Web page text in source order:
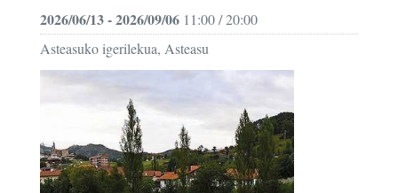
2026/06/13 - 2026/09/06 11:00 / 20:00
Asteasuko igerilekua, Asteasu